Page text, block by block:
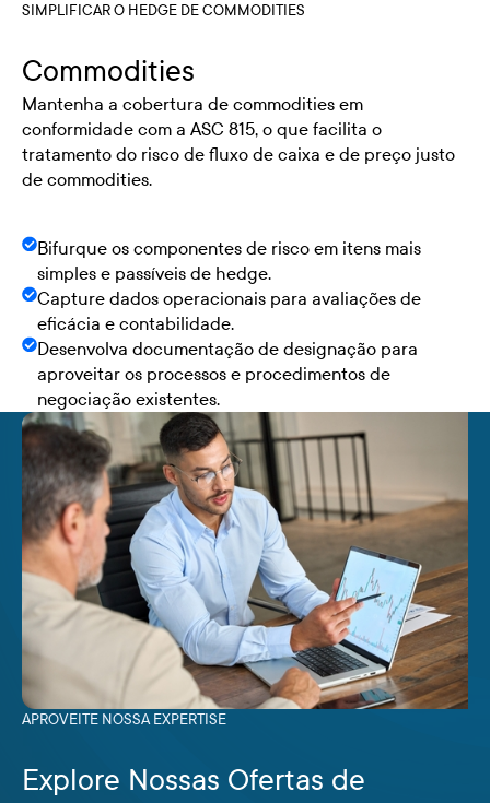
SIMPLIFICAR O HEDGE DE COMMODITIES
Commodities
Mantenha a cobertura de commodities em
conformidade com a ASC 815, o que facilita o
tratamento do risco de fluxo de caixa e de preço justo
de commodities.
Bifurque os componentes de risco em itens mais
simples e passíveis de hedge.
Capture dados operacionais para avaliações de
eficácia e contabilidade.
Desenvolva documentação de designação para
aproveitar os processos e procedimentos de
negociação existentes.
APROVEITE NOSSA EXPERTISE
Explore Nossas Ofertas de